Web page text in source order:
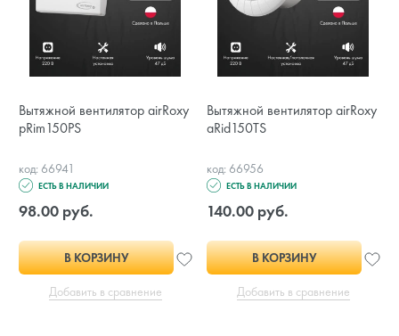
Вытяжной вентилятор airRoxy
pRim150PS
код: 66941
ЕСТЬ В НАЛИЧИИ
98.00 руб.
В КОРЗИНУ
Добавить в сравнение
Вытяжной вентилятор airRoxy
aRid150TS
код: 66956
ЕСТЬ В НАЛИЧИИ
140.00 руб.
В КОРЗИНУ
Добавить в сравнение